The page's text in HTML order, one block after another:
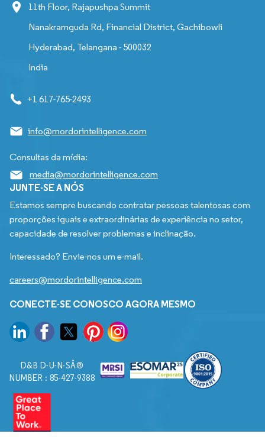
11th Floor, Rajapushpa Summit
Nanakramguda Rd, Financial District, Gachibowli
Hyderabad, Telangana - 500032
India
+1 617-765-2493
info@mordorintelligence.com
Consultas da mídia:
media@mordorintelligence.com
JUNTE-SE A NÓS
Estamos sempre buscando contratar pessoas talentosas com
proporções iguais e extraordinárias de experiência no setor,
capacidade de resolver problemas e inclinação.
Interessado? Envie-nos um e-mail.
careers@mordorintelligence.com
CONECTE-SE CONOSCO AGORA MESMO
D&B D-U-N-SÂ®
NUMBER : 85-427-9388